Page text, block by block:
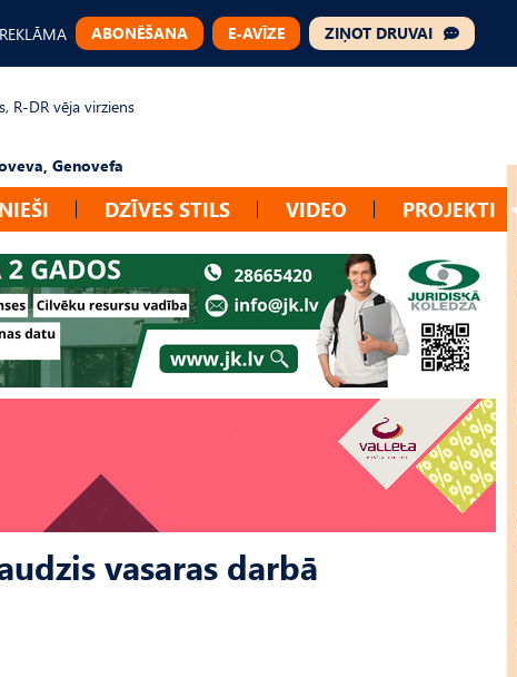
ABONĒŠANA E-AVĪZE ZIŅOT DRUVAI
R-DR vēja virziens
Genovefa
DZĪVES STILS VIDEO PROJEKTI
vasaras darbā